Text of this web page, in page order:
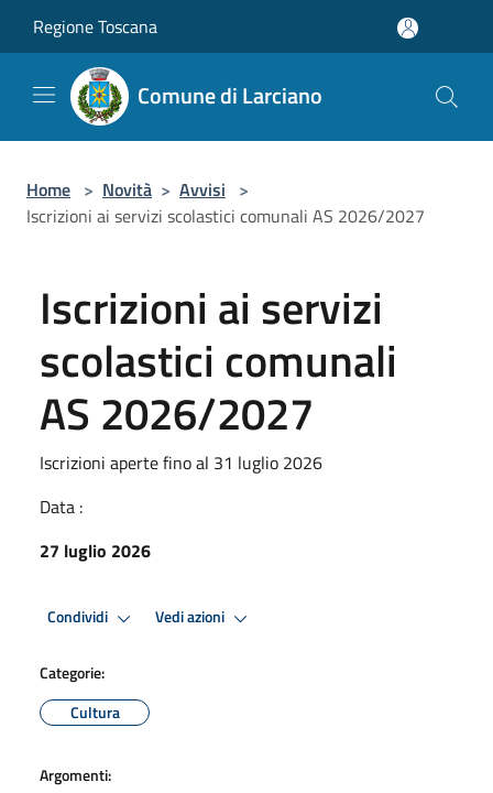
Regione Toscana
Comune di Larciano
Home > Novità > Avvisi >
Iscrizioni ai servizi scolastici comunali AS 2026/2027
Iscrizioni ai servizi
scolastici comunali
AS 2026/2027
Iscrizioni aperte fino al 31 luglio 2026
Data :
27 luglio 2026
Condividi Vedi azioni
Categorie:
Cultura
Argomenti: